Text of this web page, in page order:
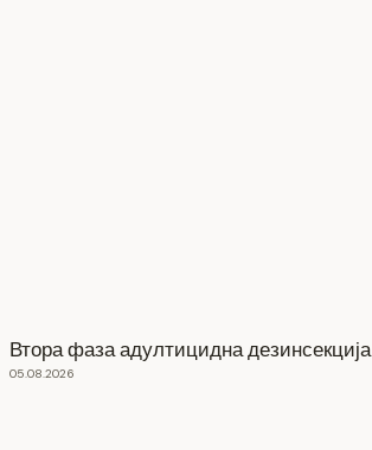
Втора фаза адултицидна дезинсекција
05.08.2026